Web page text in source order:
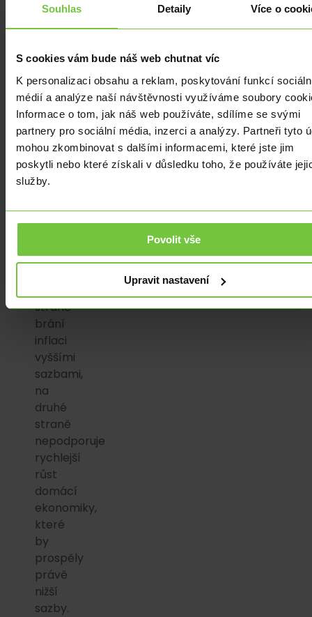
Souhlas Detaily Více o
S cookies vám bude náš web chutnat víc
K personalizaci obsahu a reklam, poskytování funkcí
médií a analýze naší návštěvnosti využíváme soubory
Informace o tom, jak náš web používáte, sdílíme se svými
partnery pro sociální média, inzerci a analýzy. Partneři tyto
mohou zkombinovat s dalšími informacemi, které jste jim
poskytli nebo které získali v důsledku toho, že používáte
služby.
Povolit vše
Upravit nastavení
pomalým
jsou
právě
ony
přetrvávající
inflační
tlaky.
ČNB
je
však
mezi
mlýnskými
kdy
straně
brání
inflaci
vyššími
sazbami,
na
druhé
straně
nepodporuje
rychlejší
růst
domácí
ekonomiky,
které
by
prospěly
právě
nižší
sazby.